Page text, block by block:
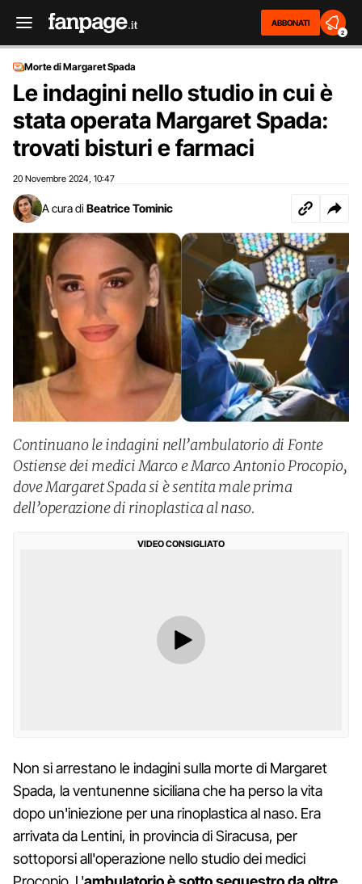
ABBONATI
2
Morte di Margaret Spada
Le indagini nello studio in cui è
stata operata Margaret Spada:
trovati bisturi e farmaci
20 Novembre 2024 10:47
A cura di Beatrice Tominic
Continuano le indagini nell’ambulatorio di Fonte
Ostiense dei medici Marco e Marco Antonio Procopio,
dove Margaret Spada si è sentita male prima
dell’operazione di rinoplastica al naso.
VIDEO CONSIGLIATO
Non si arrestano le indagini sulla morte di Margaret
Spada, la ventunenne siciliana che ha perso la vita
dopo un'iniezione per una rinoplastica al naso. Era
arrivata da Lentini, in provincia di Siracusa, per
sottoporsi all'operazione nello studio dei medici